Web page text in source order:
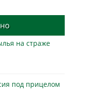
на страже
под прицелом